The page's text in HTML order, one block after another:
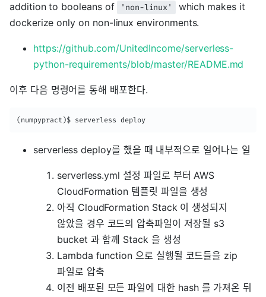
addition to booleans of
'non-linux'
which makes it
dockerize only on non-linux environments.
https://github.com/UnitedIncome/serverless-
python-requirements/blob/master/README.md
이후 다음 명령어를 통해 배포한다.
(numpypract)$ serverless deploy
serverless deploy를 했을 때 내부적으로 일어나는 일
serverless.yml 설정 파일로 부터 AWS
CloudFormation 템플릿 파일을 생성
아직 CloudFormation Stack 이 생성되지
않았을 경우 코드의 압축파일이 저장될 s3
bucket 과 함께 Stack 을 생성
Lambda function 으로 실행될 코드들을 zip
파일로 압축
이전 배포된 모든 파일에 대한 hash 를 가져온 뒤